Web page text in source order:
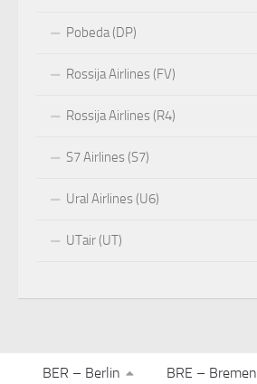
Pobeda (DP)
Rossija Airlines (FV)
Rossija Airlines (R4)
S7 Airlines (S7)
Ural Airlines (U6)
UTair (UT)
BER – Berlin BRE – Bremen